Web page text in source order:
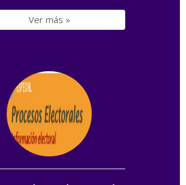
Ver más »